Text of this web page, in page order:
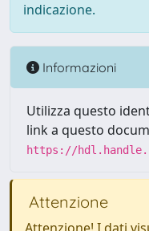
indicazione.
Informazioni
Utilizza questo
link a questo
https://
Attenzione